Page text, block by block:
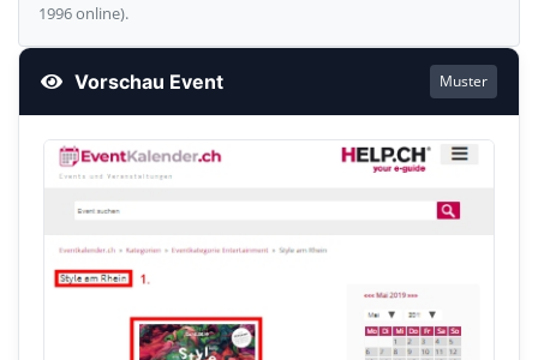
1996 online).
Vorschau Event Muster